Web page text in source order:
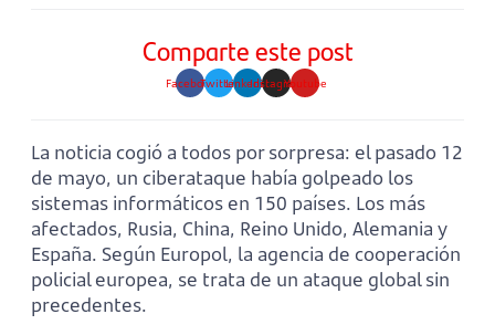
Comparte este post
FacebookTwitterLinkedinInstagramYoutube
La noticia cogió a todos por sorpresa: el pasado 12
de mayo, un ciberataque había golpeado los
sistemas informáticos en 150 países. Los más
afectados, Rusia, China, Reino Unido, Alemania y
España. Según Europol, la agencia de cooperación
policial europea, se trata de un ataque global sin
precedentes.